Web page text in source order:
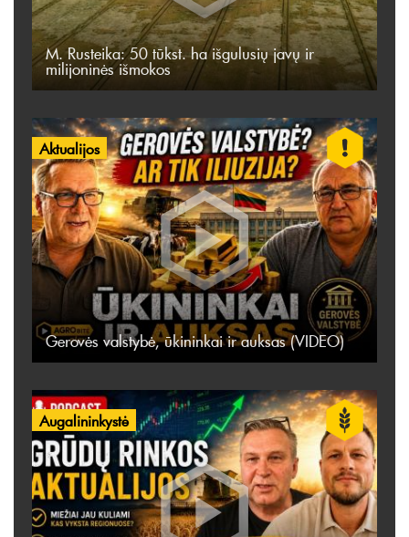
M. Rusteika: 50 tūkst. ha išgulusių javų ir
milijoninės išmokos
Aktualijos
Gerovės valstybė, ūkininkai ir auksas (VIDEO)
Augalininkystė